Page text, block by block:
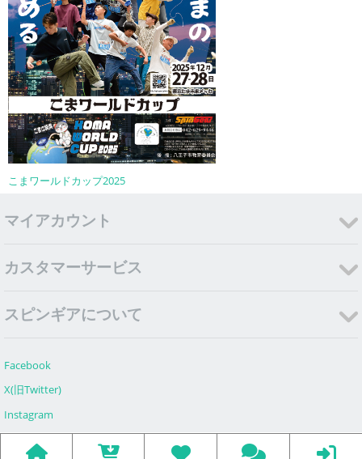
こまワールドカップ2025
マイアカウント
カスタマーサービス
スピンギアについて
Facebook
X(旧Twitter)
Instagram